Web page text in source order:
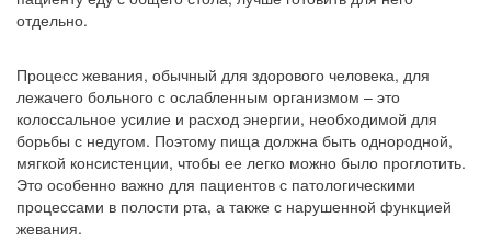
отдельно.
Процесс жевания, обычный для здорового человека, для
лежачего больного с ослабленным организмом – это
колоссальное усилие и расход энергии, необходимой для
борьбы с недугом. Поэтому пища должна быть однородной,
мягкой консистенции, чтобы ее легко можно было проглотить.
Это особенно важно для пациентов с патологическими
процессами в полости рта, а также с нарушенной функцией
жевания.